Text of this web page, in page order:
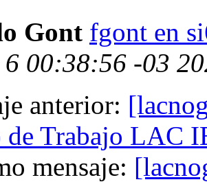
Gont fgont en
00:38:56 -03
anterior:
de Trabajo LAC
mensaje: